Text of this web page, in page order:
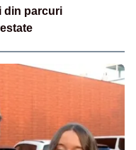
din parcuri